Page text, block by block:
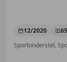
12/2020